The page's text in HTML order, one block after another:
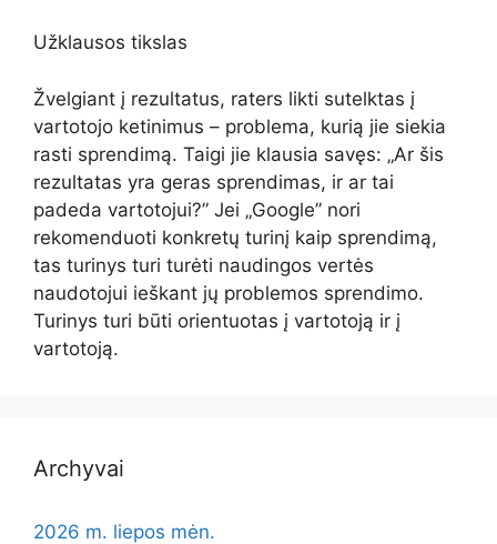
Užklausos tikslas
Žvelgiant į rezultatus, raters likti sutelktas į
vartotojo ketinimus – problema, kurią jie siekia
rasti sprendimą. Taigi jie klausia savęs: „Ar šis
rezultatas yra geras sprendimas, ir ar tai
padeda vartotojui?” Jei „Google” nori
rekomenduoti konkretų turinį kaip sprendimą,
tas turinys turi turėti naudingos vertės
naudotojui ieškant jų problemos sprendimo.
Turinys turi būti orientuotas į vartotoją ir į
vartotoją.
Archyvai
2026 m. liepos mėn.